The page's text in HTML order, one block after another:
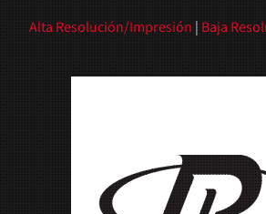
Alta Resolución/Impresión | Baja